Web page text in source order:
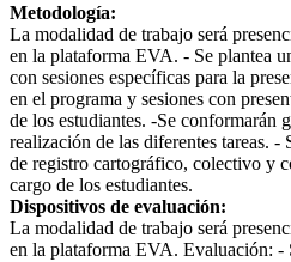
Metodología:
La modalidad de trabajo será
en la plataforma EVA. - Se plantea
con sesiones específicas para la
en el programa y sesiones con
de los estudiantes. -Se conformarán
realización de las diferentes tareas. -
de registro cartográfico, colectivo y
cargo de los estudiantes.
Dispositivos de evaluación:
La modalidad de trabajo será
en la plataforma EVA. Evaluación: -